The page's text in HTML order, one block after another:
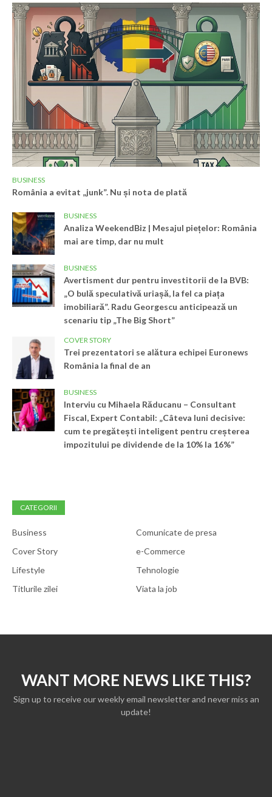
BUSINESS
România a evitat „junk”. Nu și nota de plată
BUSINESS
Analiza WeekendBiz | Mesajul piețelor: România
mai are timp, dar nu mult
BUSINESS
Avertisment dur pentru investitorii de la BVB:
„O bulă speculativă uriașă, la fel ca piața
imobiliară”. Radu Georgescu anticipează un
scenariu tip „The Big Short”
COVER STORY
Trei prezentatori se alătura echipei Euronews
România la final de an
BUSINESS
Interviu cu Mihaela Răducanu – Consultant
Fiscal, Expert Contabil: „Câteva luni decisive:
cum te pregătești inteligent pentru creșterea
impozitului pe dividende de la 10% la 16%”
CATEGORII
Business
Comunicate de presa
Cover Story
e-Commerce
Lifestyle
Tehnologie
Titlurile zilei
Viata la job
WANT MORE NEWS LIKE THIS?
Sign up to receive our weekly email newsletter and never miss an
update!